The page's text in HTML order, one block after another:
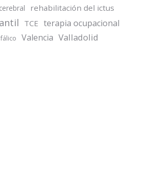
rehabilitación del ictus
TCE terapia ocupacional
Valencia Valladolid